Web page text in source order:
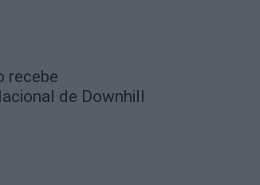
recebe
de Downhill